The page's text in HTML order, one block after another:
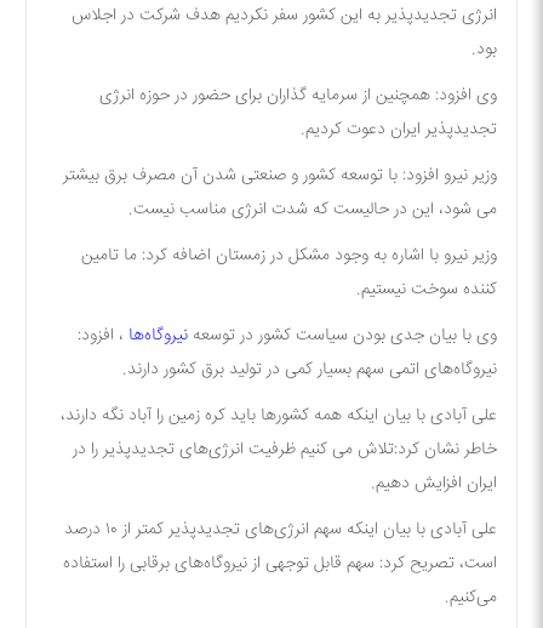
انرژی تجدیدپذیر به این کشور سفر نکردیم هدف شرکت در اجلاس
بود.
وی افزود: همچنین از سرمایه گذاران برای حضور در حوزه انرژی
تجدیدپذیر ایران دعوت کردیم.
وزیر نیرو افزود: با توسعه کشور و صنعتی شدن آن مصرف برق بیشتر
می شود، این در حالیست که شدت انرژی مناسب نیست.
وزیر نیرو با اشاره به وجود مشکل در زمستان اضافه کرد: ما تامین
کننده سوخت نیستیم.
وی با بیان جدی بودن سیاست کشور در توسعهنیروگاه‌ها ، افزود:
نیروگاه‌های اتمی سهم بسیار کمی در تولید برق کشور دارند.
علی آبادی با بیان اینکه همه کشورها باید کره زمین را آباد نگه دارند،
خاطر نشان کرد:تلاش می کنیم ظرفیت انرژی‌های تجدیدپذیر را در
ایران افزایش دهیم.
علی آبادی با بیان اینکه سهم انرژی‌های تجدیدپذیر کمتر از ۱۰ درصد
است، تصریح کرد: سهم قابل توجهی از نیروگاه‌های برقابی را استفاده
می‌کنیم.